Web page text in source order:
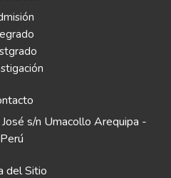
s/n Umacollo Arequipa -
Perú
del Sitio